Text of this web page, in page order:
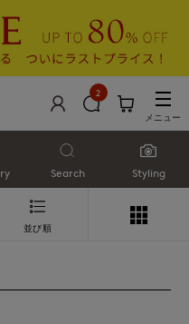
2
メニュー
Search Styling
並び順